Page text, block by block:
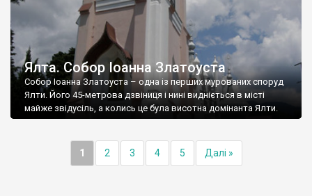
Ялта. Собор Іоанна Златоуста
Собор Іоанна Златоуста – одна із перших мурованих споруд
Ялти. Його 45-метрова дзвіниця і нині видніється в місті
майже звідусіль, а колись це була висотна домінанта Ялти.
1 2 3 4 5 Далі »